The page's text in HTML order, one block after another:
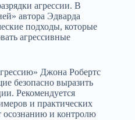
агрессии. В
автора Эдварда
подходы, которые
агрессивные
Джона Робертс
безопасно выразить
Рекомендуется
и практических
осознанию и контролю